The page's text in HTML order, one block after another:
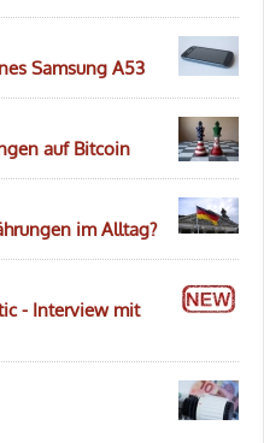
Samsung A53
auf Bitcoin
im Alltag?
- Interview mit